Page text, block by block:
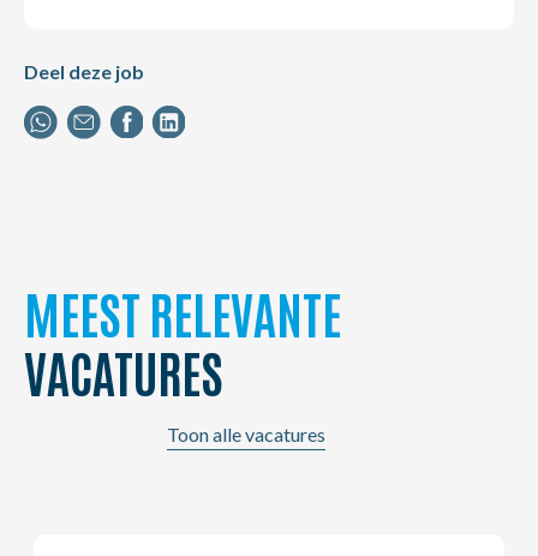
Deel deze job
MEEST RELEVANTE
VACATURES
Toon alle vacatures